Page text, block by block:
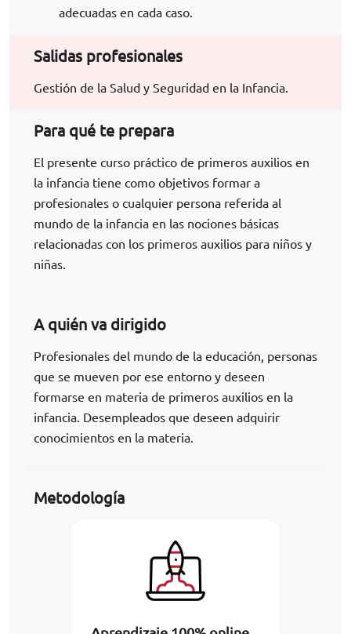
adecuadas en cada caso.
Salidas profesionales
Gestión de la Salud y Seguridad en la Infancia.
Para qué te prepara
El presente curso práctico de primeros auxilios en
la infancia tiene como objetivos formar a
profesionales o cualquier persona referida al
mundo de la infancia en las nociones básicas
relacionadas con los primeros auxilios para niños y
niñas.
A quién va dirigido
Profesionales del mundo de la educación, personas
que se mueven por ese entorno y deseen
formarse en materia de primeros auxilios en la
infancia. Desempleados que deseen adquirir
conocimientos en la materia.
Metodología